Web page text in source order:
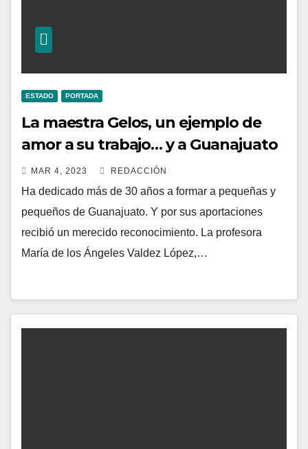
ESTADO PORTADA
La maestra Gelos, un ejemplo de
amor a su trabajo… y a Guanajuato
MAR 4, 2023 REDACCIÓN
Ha dedicado más de 30 años a formar a pequeñas y
pequeños de Guanajuato. Y por sus aportaciones
recibió un merecido reconocimiento. La profesora
María de los Ángeles Valdez López,…